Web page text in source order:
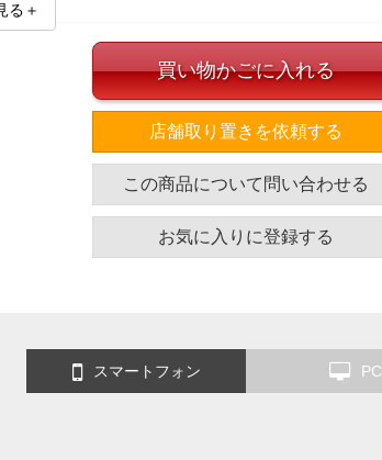
胸囲 着丈
75
146 77
ます。また、お客様がご使用の環境（コンピュータ画
がございます。予めご了承ください。
る＋
買い物かごに入れる
店舗取り置きを依頼する
この商品について問い合わせる
お気に入りに登録する
スマートフォン PC